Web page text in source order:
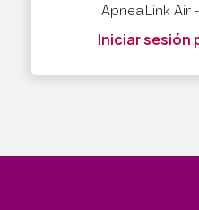
ApneaLink Air
Iniciar sesión